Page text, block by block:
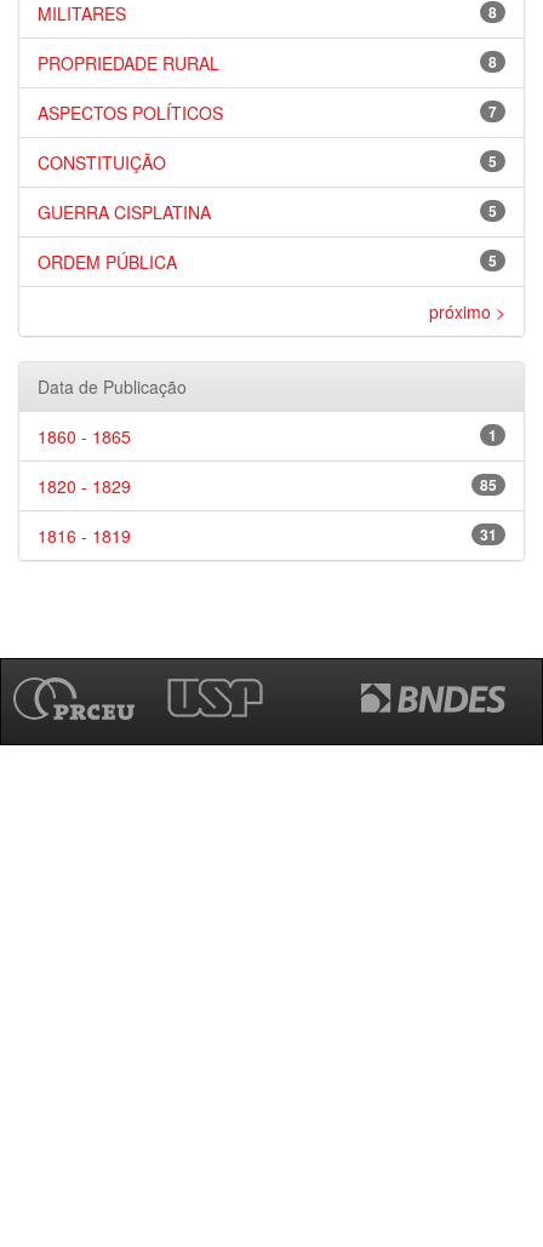
8
MILITARES
8
PROPRIEDADE RURAL
7
ASPECTOS POLÍTICOS
5
CONSTITUIÇÃO
5
GUERRA CISPLATINA
5
ORDEM PÚBLICA
próximo >
Data de Publicação
1
1860 - 1865
85
1820 - 1829
31
1816 - 1819